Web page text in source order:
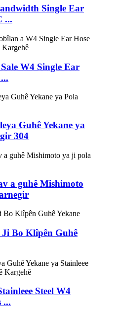
Single Ear
...
W4 Single Ear
Guhê Yekane ya
304
a guhê Mishimoto
Ji Bo Klîpên Guhê
Steel W4
...